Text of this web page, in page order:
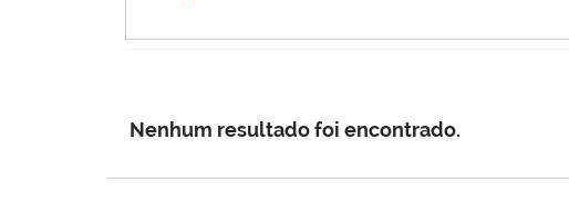
Nenhum resultado foi encontrado.